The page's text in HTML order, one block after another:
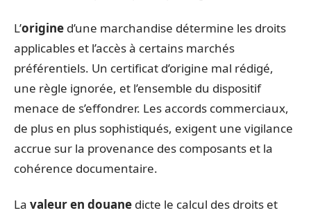
L’origine d’une marchandise détermine les droits
applicables et l’accès à certains marchés
préférentiels. Un certificat d’origine mal rédigé,
une règle ignorée, et l’ensemble du dispositif
menace de s’effondrer. Les accords commerciaux,
de plus en plus sophistiqués, exigent une vigilance
accrue sur la provenance des composants et la
cohérence documentaire.
La valeur en douane dicte le calcul des droits et